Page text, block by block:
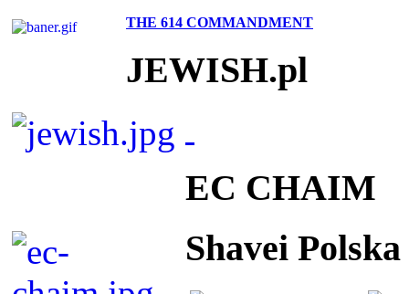
THE 614 COMMANDMENT
JEWISH.pl
EC CHAIM
Shavei Polska